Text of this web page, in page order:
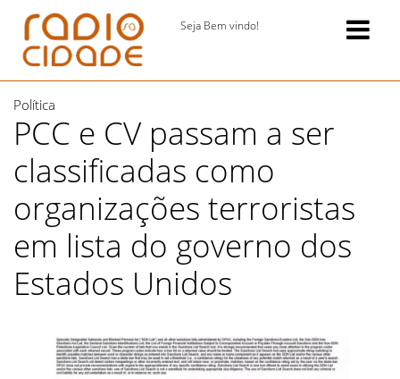
Seja Bem vindo!
Política
PCC e CV passam a ser
classificadas como
organizações terroristas
em lista do governo dos
Estados Unidos